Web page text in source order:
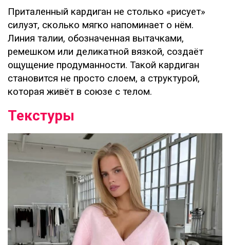
Приталенный кардиган не столько «рисует»
силуэт, сколько мягко напоминает о нём.
Линия талии, обозначенная вытачками,
ремешком или деликатной вязкой, создаёт
ощущение продуманности. Такой кардиган
становится не просто слоем, а структурой,
которая живёт в союзе с телом.
Текстуры